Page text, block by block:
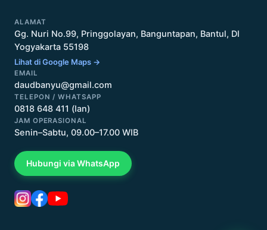
ALAMAT
Gg. Nuri No.99, Pringgolayan, Banguntapan, Bantul, DI
Yogyakarta 55198
Lihat di Google Maps →
EMAIL
daudbanyu@gmail.com
TELEPON / WHATSAPP
0818 648 411 (Ian)
JAM OPERASIONAL
Senin–Sabtu, 09.00–17.00 WIB
Hubungi via WhatsApp